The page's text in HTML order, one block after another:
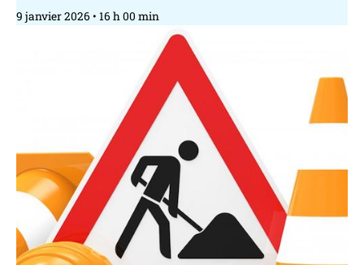
9 janvier 2026 16 h 00 min